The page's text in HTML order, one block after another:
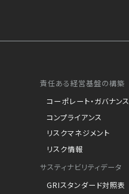
責任ある経営基盤の構築
コーポレート・ガバナンス
コンプライアンス
リスクマネジメント
リスク情報
サスティナビリティデータ
GRIスタンダード対照表